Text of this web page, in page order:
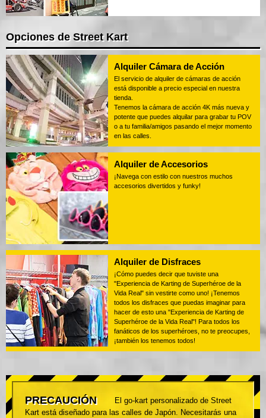
Opciones de Street Kart
Alquiler Cámara de Acción
El servicio de alquiler de cámaras de acción
está disponible a precio especial en nuestra
tienda.
Tenemos la cámara de acción 4K más nueva y
potente que puedes alquilar para grabar tu POV
o a tu familia/amigos pasando el mejor momento
en las calles.
Alquiler de Accesorios
¡Navega con estilo con nuestros muchos
accesorios divertidos y funky!
Alquiler de Disfraces
¡Cómo puedes decir que tuviste una
"Experiencia de Karting de Superhéroe de la
Vida Real" sin vestirte como uno! ¡Tenemos
todos los disfraces que puedas imaginar para
hacer de esto una "Experiencia de Karting de
Superhéroe de la Vida Real"! Para todos los
fanáticos de los superhéroes, no te preocupes,
¡también los tenemos todos!
PRECAUCIÓN
El go-kart personalizado de Street
Kart está diseñado para las calles de Japón. Necesitarás una